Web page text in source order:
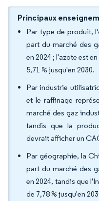
Principaux
Par type de produit,
part du marché des
en 2024 ; l'azote est
5,71 % jusqu'en 2030.
Par industrie
et le raffinage
marché des gaz
tandis que la
devrait afficher un
Par géographie, la
part du marché des
en 2024, tandis que
de 7,78 % jusqu'en